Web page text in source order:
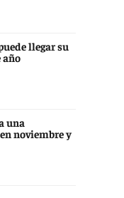
llegar su
año
una
noviembre y